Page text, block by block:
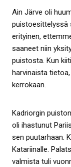
Ain Järve oli
puistoesittelyssä
erityinen,
saaneet niin
puistosta. Kun
harvinaista
kerrokaan.
Kadriorgin
oli ihastunut
sen puutarhaan.
Katariinalle.
valmista tuli